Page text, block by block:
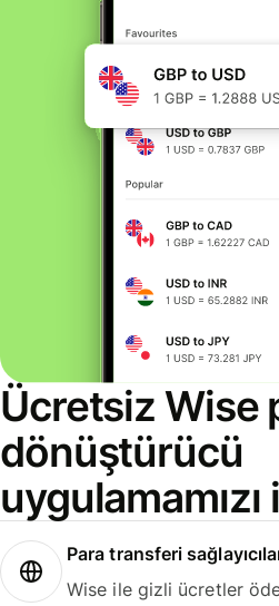
Ücretsiz Wise
dönüştürücü
Para transferi
Wise ile gizli ücretler